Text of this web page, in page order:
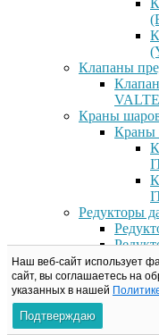
Клапаны
Краны
Краны
Редукторы
Фильтры
Наш веб-сайт использует
сайт, вы соглашаетесь на
указанных в нашей
Подтверждаю